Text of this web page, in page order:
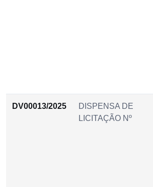
DV00013/2025
DISPENSA DE
LICITAÇÃO Nº